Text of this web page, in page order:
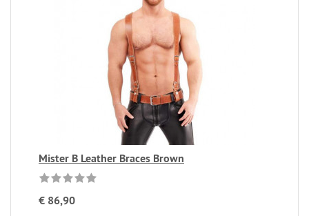
Mister B Leather Braces Brown
€ 86,90